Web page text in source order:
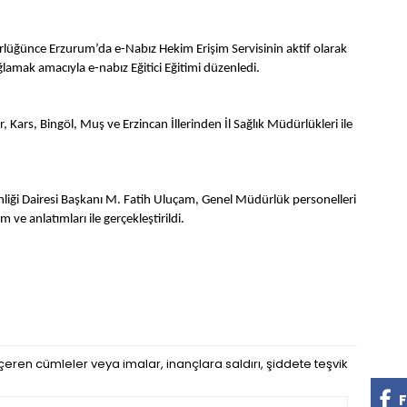
Erzurum’da e-Nabız Hekim Erişim Servisinin aktif olarak
amacıyla e-nabız Eğitici Eğitimi düzenledi.
Kars, Bingöl, Muş ve Erzincan İllerinden İl Sağlık Müdürlükleri ile
Dairesi Başkanı M. Fatih Uluçam, Genel Müdürlük personelleri
ve anlatımları ile gerçekleştirildi.
cümleler veya imalar, inançlara saldırı, şiddete teşvik